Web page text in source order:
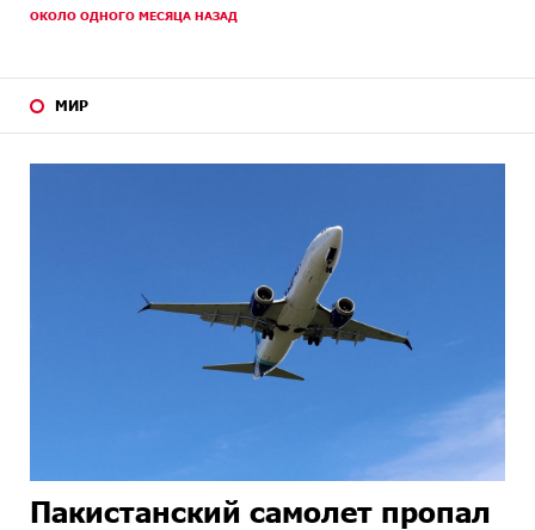
ОКОЛО ОДНОГО МЕСЯЦА НАЗАД
МИР
Пакистанский самолет пропал